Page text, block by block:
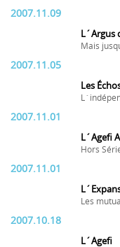
2007.11.09
L´Argus
Mais
2007.11.05
Les
2007.11.01
L´Agefi
Hors
2007.11.01
Les
2007.10.18
L´Agefi